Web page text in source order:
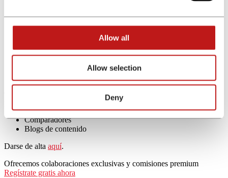
Allow all
Allow selection
Deny
Canales permitidos
Conoce todos los canales a través de los que puedes promocionar el
programa de afiliación de Bunq.
Comparadores
Blogs de contenido
Darse de alta aquí.
Ofrecemos colaboraciones exclusivas y comisiones premium
Regístrate gratis ahora